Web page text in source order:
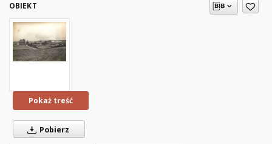
OBIEKT
Pokaż treść
Pobierz